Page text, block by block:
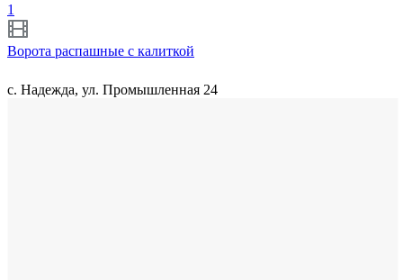
1
Ворота распашные с калиткой
с. Надежда, ул. Промышленная 24